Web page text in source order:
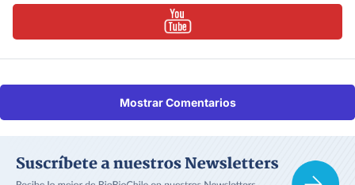
Mostrar Comentarios